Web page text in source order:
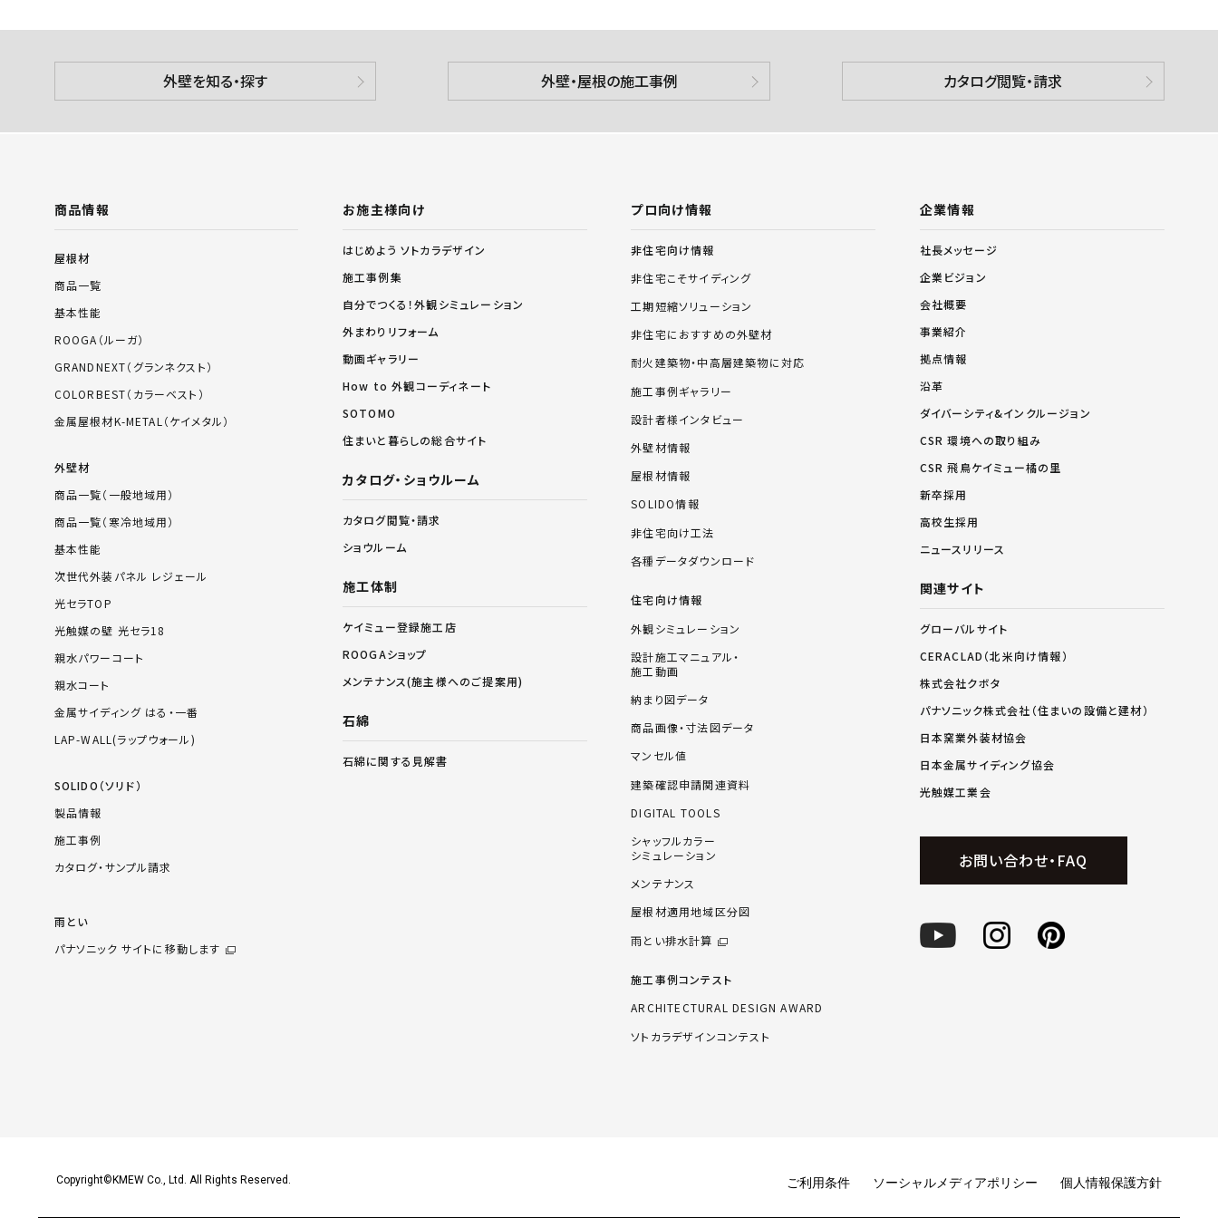
外壁を知る・探す 外壁・屋根の施工事例 カタログ閲覧・請求
商品情報
屋根材
商品一覧
基本性能
ROOGA（ルーガ）
GRANDNEXT（グランネクスト）
COLORBEST（カラーベスト）
金属屋根材K-METAL（ケイメタル）
外壁材
商品一覧（一般地域用）
商品一覧（寒冷地域用）
基本性能
次世代外装パネル レジェール
光セラTOP
光触媒の壁 光セラ18
親水パワーコート
親水コート
金属サイディング はる・一番
LAP-WALL(ラップウォール)
SOLIDO（ソリド）
製品情報
施工事例
カタログ・サンプル請求
雨とい
パナソニック サイトに移動します
お施主様向け
はじめよう ソトカラデザイン
施工事例集
自分でつくる！外観シミュレーション
外まわりリフォーム
動画ギャラリー
How to 外観コーディネート
SOTOMO
住まいと暮らしの総合サイト
カタログ・ショウルーム
カタログ閲覧・請求
ショウルーム
施工体制
ケイミュー登録施工店
ROOGAショップ
メンテナンス(施主様へのご提案用)
石綿
石綿に関する見解書
プロ向け情報
非住宅向け情報
非住宅こそサイディング
工期短縮ソリューション
非住宅におすすめの外壁材
耐火建築物・中高層建築物に対応
施工事例ギャラリー
設計者様インタビュー
外壁材情報
屋根材情報
SOLIDO情報
非住宅向け工法
各種データダウンロード
住宅向け情報
外観シミュレーション
設計施工マニュアル・
施工動画
納まり図データ
商品画像・寸法図データ
マンセル値
建築確認申請関連資料
DIGITAL TOOLS
シャッフルカラー
シミュレーション
メンテナンス
屋根材適用地域区分図
雨とい排水計算
施工事例コンテスト
ARCHITECTURAL DESIGN AWARD
ソトカラデザインコンテスト
企業情報
社長メッセージ
企業ビジョン
会社概要
事業紹介
拠点情報
沿革
ダイバーシティ&インクルージョン
CSR 環境への取り組み
CSR 飛鳥ケイミュー橘の里
新卒採用
高校生採用
ニュースリリース
関連サイト
グローバルサイト
CERACLAD（北米向け情報）
株式会社クボタ
パナソニック株式会社（住まいの設備と建材）
日本窯業外装材協会
日本金属サイディング協会
光触媒工業会
お問い合わせ・FAQ
Copyright©KMEW Co., Ltd. All Rights Reserved. ご利用条件 ソーシャルメディアポリシー 個人情報保護方針